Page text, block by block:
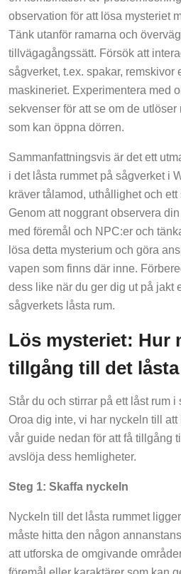
observation för att lösa mysteriet
Tänk utanför ramarna och
tillvägagångssätt. Försök att
sågverket, t.ex. spakar, remskivor
maskineriet. Experimentera med
sekvenser för att se om de
som kan öppna dörren.
Sammanfattningsvis är det ett
i det låsta rummet på sågverket i
kräver tålamod, uthållighet och ett
Genom att noggrant observera
med föremål och NPC:er och
lösa detta mysterium och göra
vapen som finns där inne.
dess like när du ger dig ut på jakt
sågverkets låsta rum.
Lös mysteriet: Hur
tillgång till det
Står du och stirrar på ett låst rum
Oroa dig inte, vi har nyckeln till
vår guide nedan för att få tillgång
avslöja dess hemligheter.
Steg 1: Skaffa nyckeln
Nyckeln till det låsta rummet
måste hitta den någon
att utforska de omgivande
föremål eller karaktärer som kan